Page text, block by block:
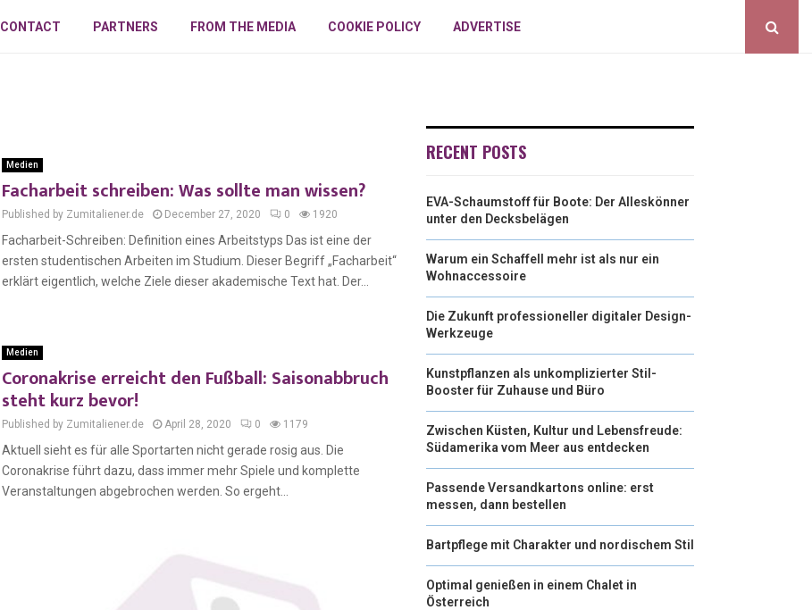
CONTACT PARTNERS FROM THE MEDIA COOKIE POLICY ADVERTISE
Medien
Facharbeit schreiben: Was sollte man wissen?
Published by Zumitaliener.de December 27, 2020 0 1920
Facharbeit-Schreiben: Definition eines Arbeitstyps Das ist eine der
ersten studentischen Arbeiten im Studium. Dieser Begriff „Facharbeit“
erklärt eigentlich, welche Ziele dieser akademische Text hat. Der...
Medien
Coronakrise erreicht den Fußball: Saisonabbruch
steht kurz bevor!
Published by Zumitaliener.de April 28, 2020 0 1179
Aktuell sieht es für alle Sportarten nicht gerade rosig aus. Die
Coronakrise führt dazu, dass immer mehr Spiele und komplette
Veranstaltungen abgebrochen werden. So ergeht...
RECENT POSTS
EVA-Schaumstoff für Boote: Der Alleskönner
unter den Decksbelägen
Warum ein Schaffell mehr ist als nur ein
Wohnaccessoire
Die Zukunft professioneller digitaler Design-
Werkzeuge
Kunstpflanzen als unkomplizierter Stil-
Booster für Zuhause und Büro
Zwischen Küsten, Kultur und Lebensfreude:
Südamerika vom Meer aus entdecken
Passende Versandkartons online: erst
messen, dann bestellen
Bartpflege mit Charakter und nordischem Stil
Optimal genießen in einem Chalet in
Österreich